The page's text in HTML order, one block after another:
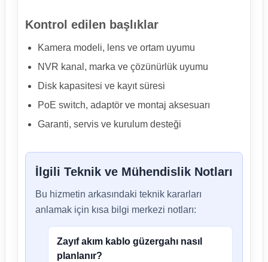
Kontrol edilen başlıklar
Kamera modeli, lens ve ortam uyumu
NVR kanal, marka ve çözünürlük uyumu
Disk kapasitesi ve kayıt süresi
PoE switch, adaptör ve montaj aksesuarı
Garanti, servis ve kurulum desteği
İlgili Teknik ve Mühendislik Notları
Bu hizmetin arkasındaki teknik kararları
anlamak için kısa bilgi merkezi notları:
Zayıf akım kablo güzergahı nasıl
planlanır?